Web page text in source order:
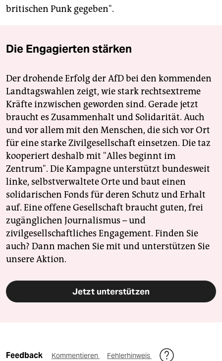
britischen Punk gegeben".
Die Engagierten stärken
Der drohende Erfolg der AfD bei den kommenden
Landtagswahlen zeigt, wie stark rechtsextreme
Kräfte inzwischen geworden sind. Gerade jetzt
braucht es Zusammenhalt und Solidarität. Auch
und vor allem mit den Menschen, die sich vor Ort
für eine starke Zivilgesellschaft einsetzen. Die taz
kooperiert deshalb mit "Alles beginnt im
Zentrum". Die Kampagne unterstützt bundesweit
linke, selbstverwaltete Orte und baut einen
solidarischen Fonds für deren Schutz und Erhalt
auf. Eine offene Gesellschaft braucht guten, frei
zugänglichen Journalismus – und
zivilgesellschaftliches Engagement. Finden Sie
auch? Dann machen Sie mit und unterstützen Sie
unsere Aktion.
Jetzt unterstützen
Feedback Kommentieren Fehlerhinweis